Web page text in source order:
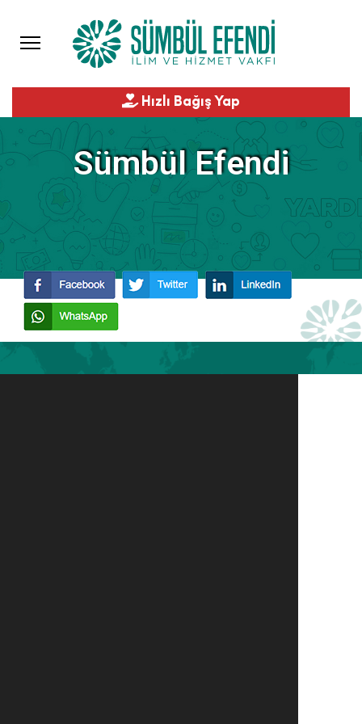
FAALİYETLER
DUYURULAR
GALERİ
BİZE ULAŞIN
Hızlı Bağış Yap
Sümbül Efendi